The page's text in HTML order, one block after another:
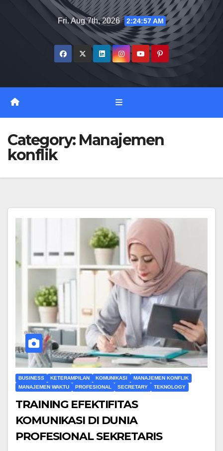
Fri. Aug 7th, 2026 2:24:58 AM
Category: Manajemen
konflik
BUSINESS KETERAMPILAN KOMUNIKASI
MANAJEMEN KONFLIK
MANAJEMEN WAKTU
PROFESIONAL SECRETARY TEKNOLOGY
TRAINING EFEKTIFITAS
KOMUNIKASI DI DUNIA
PROFESIONAL SEKRETARIS